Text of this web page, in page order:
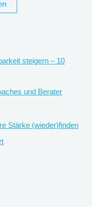
steigern – 10
und Berater
Stärke (wieder)finden